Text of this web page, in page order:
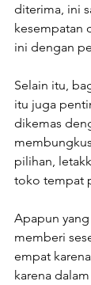
diterima, ini
kesempatan
ini dengan
Selain itu,
itu juga
dikemas
pilihan,
toko tempat
Apapun
memberi
empat
karena